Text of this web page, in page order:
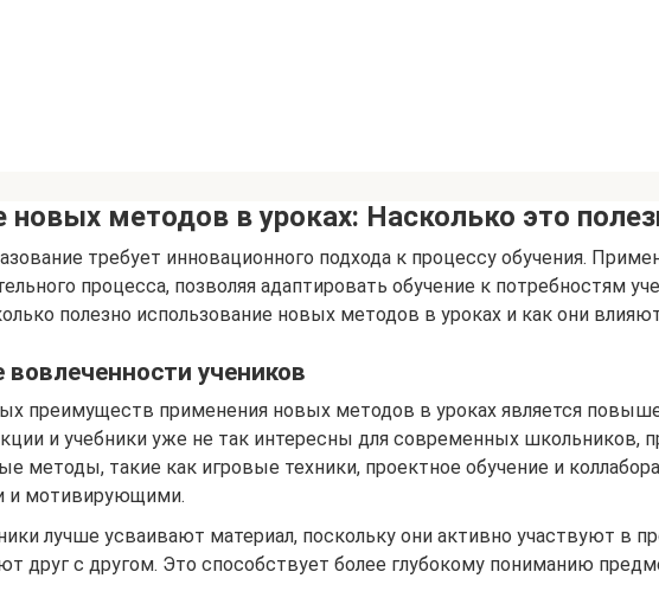
новых методов в уроках: Насколько это
требует инновационного подхода к процессу обучения.
процесса, позволяя адаптировать обучение к потребностям
полезно использование новых методов в уроках и как они
учеников
преимуществ применения новых методов в уроках является
и учебники уже не так интересны для современных школьников,
методы, такие как игровые техники, проектное обучение и
и мотивирующими.
лучше усваивают материал, поскольку они активно участвуют в
друг с другом. Это способствует более глубокому пониманию